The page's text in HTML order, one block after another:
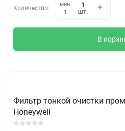
Количество:
мин.
1
шт.
В
Фильтр тонкой очистки
Honeywell